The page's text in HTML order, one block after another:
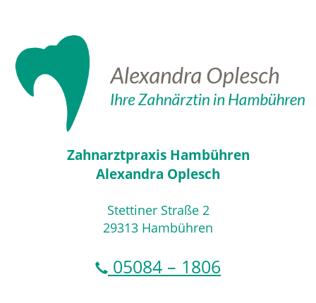
Zahnarztpraxis Hambühren
Alexandra Oplesch
Stettiner Straße 2
29313 Hambühren
05084 – 1806